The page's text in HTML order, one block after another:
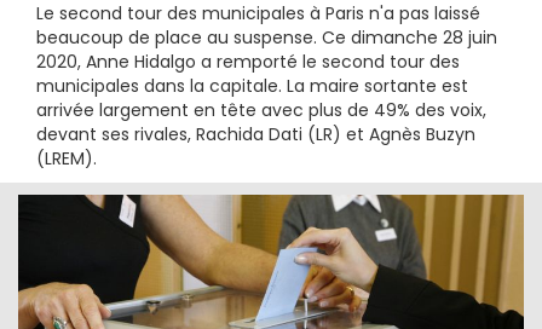
Le second tour des municipales à Paris n'a pas laissé
beaucoup de place au suspense. Ce dimanche 28 juin
2020, Anne Hidalgo a remporté le second tour des
municipales dans la capitale. La maire sortante est
arrivée largement en tête avec plus de 49% des voix,
devant ses rivales, Rachida Dati (LR) et Agnès Buzyn
(LREM).